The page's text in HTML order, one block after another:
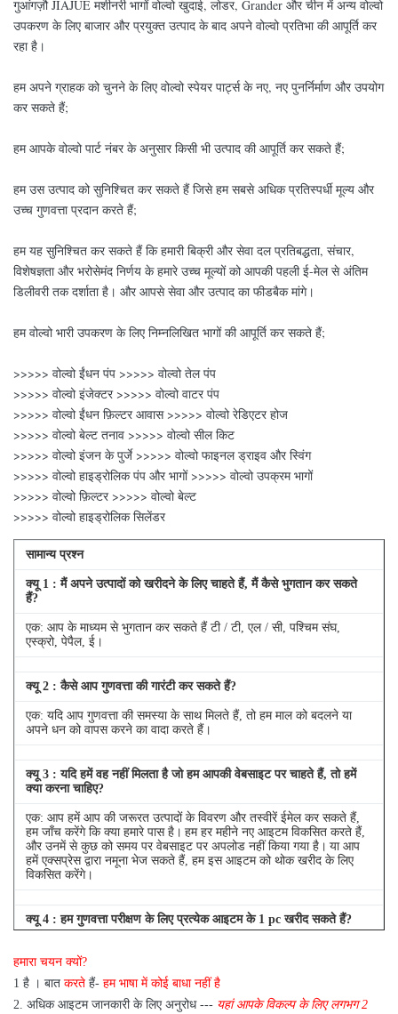
गुआंगज़ौ JIAJUE मशीनरी भागों वोल्वो खुदाई, लोडर, Grander और चीन में अन्य वोल्वो
उपकरण के लिए बाजार और प्रयुक्त उत्पाद के बाद अपने वोल्वो प्रतिभा की आपूर्ति कर
रहा है।
हम अपने ग्राहक को चुनने के लिए वोल्वो स्पेयर पार्ट्स के नए, नए पुनर्निर्माण और उपयोग
कर सकते हैं;
हम आपके वोल्वो पार्ट नंबर के अनुसार किसी भी उत्पाद की आपूर्ति कर सकते हैं;
हम उस उत्पाद को सुनिश्चित कर सकते हैं जिसे हम सबसे अधिक प्रतिस्पर्धी मूल्य और
उच्च गुणवत्ता प्रदान करते हैं;
हम यह सुनिश्चित कर सकते हैं कि हमारी बिक्री और सेवा दल प्रतिबद्धता, संचार,
विशेषज्ञता और भरोसेमंद निर्णय के हमारे उच्च मूल्यों को आपकी पहली ई-मेल से अंतिम
डिलीवरी तक दर्शाता है। और आपसे सेवा और उत्पाद का फीडबैक मांगे।
हम वोल्वो भारी उपकरण के लिए निम्नलिखित भागों की आपूर्ति कर सकते हैं;
>>>>> वोल्वो ईंधन पंप >>>>> वोल्वो तेल पंप
>>>>> वोल्वो इंजेक्टर >>>>> वोल्वो वाटर पंप
>>>>> वोल्वो ईंधन फ़िल्टर आवास >>>>> वोल्वो रेडिएटर होज
>>>>> वोल्वो बेल्ट तनाव >>>>> वोल्वो सील किट
>>>>> वोल्वो इंजन के पुर्जे >>>>> वोल्वो फाइनल ड्राइव और स्विंग
>>>>> वोल्वो हाइड्रोलिक पंप और भागों >>>>> वोल्वो उपक्रम भागों
>>>>> वोल्वो फ़िल्टर >>>>> वोल्वो बेल्ट
>>>>> वोल्वो हाइड्रोलिक सिलेंडर
सामान्य प्रश्न
क्यू 1 : मैं अपने उत्पादों को खरीदने के लिए चाहते हैं, मैं कैसे भुगतान कर सकते
हैं?
एक: आप के माध्यम से भुगतान कर सकते हैं टी / टी, एल / सी, पश्चिम संघ,
एस्क्रो, पेपैल, ई।
क्यू 2 : कैसे आप गुणवत्ता की गारंटी कर सकते हैं?
एक: यदि आप गुणवत्ता की समस्या के साथ मिलते हैं, तो हम माल को बदलने या
अपने धन को वापस करने का वादा करते हैं।
क्यू 3 : यदि हमें वह नहीं मिलता है जो हम आपकी वेबसाइट पर चाहते हैं, तो हमें
क्या करना चाहिए?
एक: आप हमें आप की जरूरत उत्पादों के विवरण और तस्वीरें ईमेल कर सकते हैं,
हम जाँच करेंगे कि क्या हमारे पास है। हम हर महीने नए आइटम विकसित करते हैं,
और उनमें से कुछ को समय पर वेबसाइट पर अपलोड नहीं किया गया है। या आप
हमें एक्सप्रेस द्वारा नमूना भेज सकते हैं, हम इस आइटम को थोक खरीद के लिए
विकसित करेंगे।
क्यू 4 : हम गुणवत्ता परीक्षण के लिए प्रत्येक आइटम के 1 pc खरीद सकते हैं?
आप स्टॉक में की जरूरत है
हमारा चयन क्यों?
1 है । बात करते हैं- हम भाषा में कोई बाधा नहीं है
2. अधिक आइटम जानकारी के लिए अनुरोध --- यहां आपके विकल्प के लिए लगभग 2